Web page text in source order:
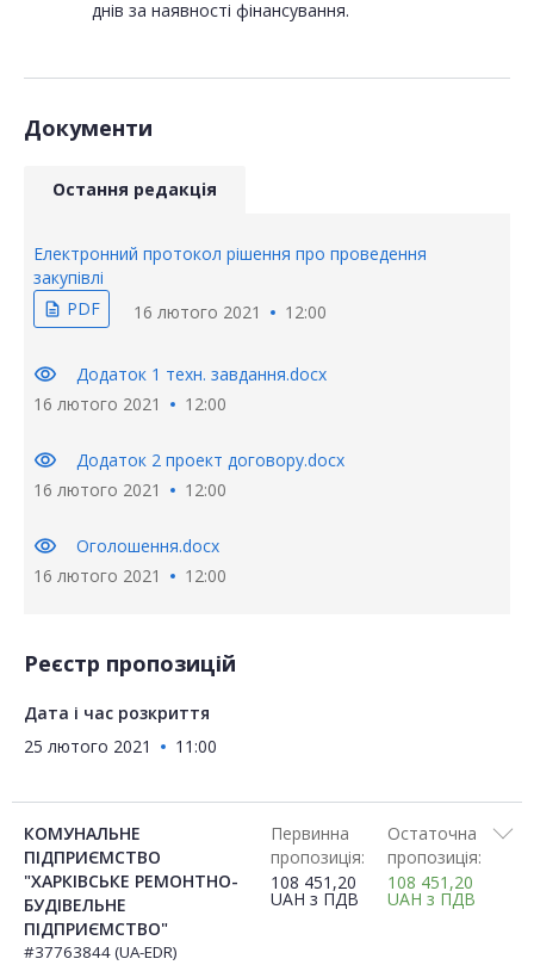
Документи
Остання редакція
Електронний протокол рішення про проведення
закупівлі
description PDF 16 лютого 2021 12:00
visibility
Додаток 1 техн. завдання.docx
16 лютого 2021
12:00
visibility
Додаток 2 проект договору.docx
16 лютого 2021
12:00
visibility
Оголошення.docx
16 лютого 2021
12:00
Реєстр пропозицій
Дата і час розкриття
25 лютого 2021
11:00
КОМУНАЛЬНЕ
ПІДПРИЄМСТВО
"ХАРКІВСЬКЕ РЕМОНТНО-
БУДІВЕЛЬНЕ
ПІДПРИЄМСТВО"
#37763844 (UA-EDR)
Первинна
пропозиція:
108 451,20
UAH з ПДВ
Остаточна
пропозиція:
108 451,20
UAH з ПДВ